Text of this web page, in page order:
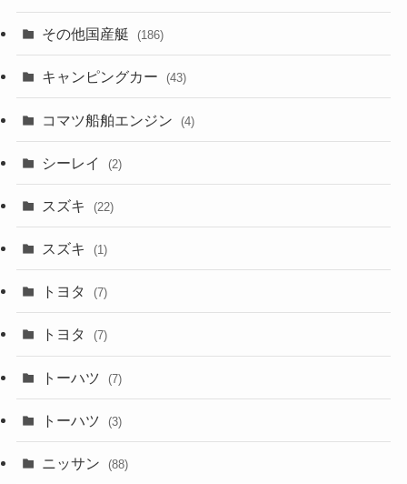
その他国産艇 (186)
キャンピングカー (43)
コマツ船舶エンジン (4)
シーレイ (2)
スズキ (22)
スズキ (1)
トヨタ (7)
トヨタ (7)
トーハツ (7)
トーハツ (3)
ニッサン (88)